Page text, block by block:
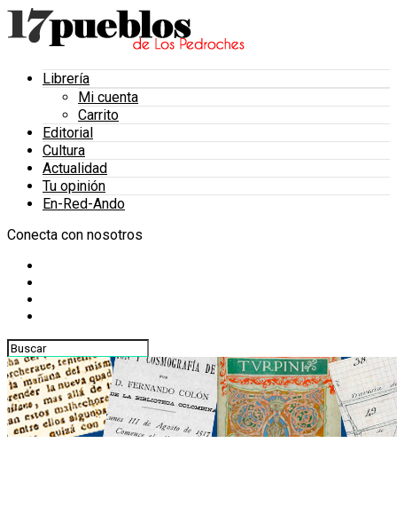
Librería
Mi cuenta
Carrito
Editorial
Cultura
Actualidad
Tu opinión
En-Red-Ando
Conecta con nosotros